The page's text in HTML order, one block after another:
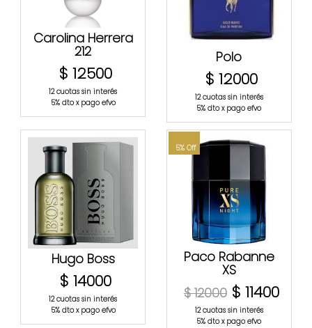
Carolina Herrera
212
$ 12500
12 cuotas sin interés
5% dto x pago efvo
Polo
$ 12000
12 cuotas sin interés
5% dto x pago efvo
Hugo Boss
$ 14000
12 cuotas sin interés
5% dto x pago efvo
5% Off
Paco Rabanne
XS
$ 12000 $ 11400
12 cuotas sin interés
5% dto x pago efvo